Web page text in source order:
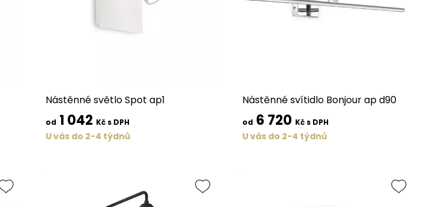
Nástěnné světlo Spot ap1
od 1 042 Kč s DPH
U vás do 2-4 týdnů
Nástěnné svítidlo Bonjour ap d90
od 6 720 Kč s DPH
U vás do 2-4 týdnů